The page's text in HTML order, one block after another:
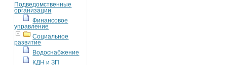
Подведомственные
организации
Финансовое
управление
Социальное
развитие
Водоснабжение
КДН и ЗП